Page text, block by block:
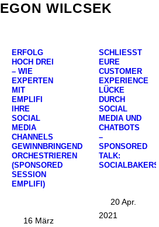
EGON WILCSEK
ERFOLG
HOCH DREI
– WIE
EXPERTEN
MIT
EMPLIFI
IHRE
SOCIAL
MEDIA
CHANNELS
GEWINNBRINGEND
ORCHESTRIEREN
(SPONSORED
SESSION
EMPLIFI)
16 März
SCHLIESST E
URE C
USTOMER E
XPERIENCE L
ÜCKE D
URCH S
OCIAL M
EDIA UND C
HATBOTS –
S
PONSORED T
ALK: S
OCIALBAKERS
20 Apr.
2021